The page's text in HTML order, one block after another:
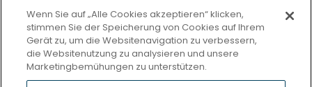
ZIMMERTYP
Wenn Sie auf „Alle Cookies akzeptieren“ klicken,
stimmen Sie der Speicherung von Cookies auf Ihrem
Gerät zu, um die Websitenavigation zu verbessern,
die Websitenutzung zu analysieren und unsere
Marketingbemühungen zu unterstützen.